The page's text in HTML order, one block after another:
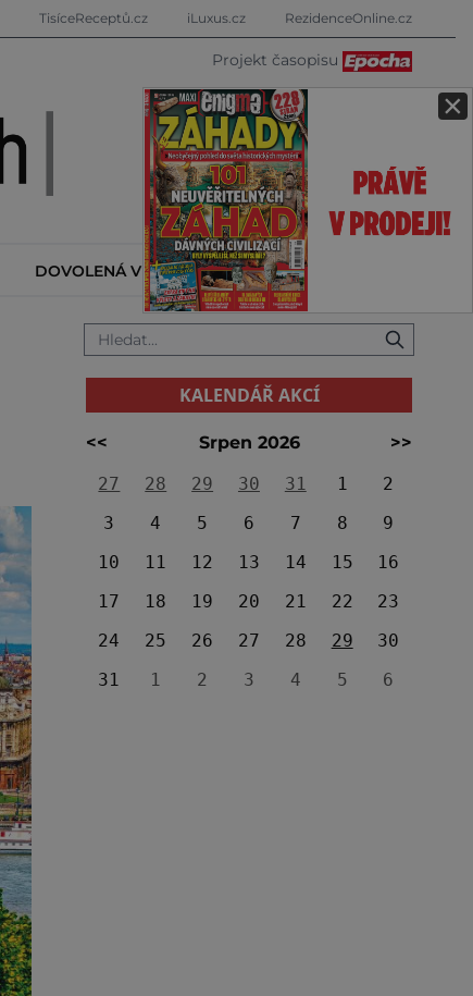
×
TisíceReceptů.cz iLuxus.cz RezidenceOnline.cz
Projekt časopisu
DOVOLENÁ V ZAHRANIČÍ KALENDÁŘ AKCÍ
KALENDÁŘ AKCÍ
<< Srpen 2026
>>
27
28 29 30 31 1
2
3
4 5 6 7 8
9
10
11 12 13 14 15
16
17
18 19 20 21 22
23
24
25 26 27 28 29
30
31
1 2 3 4 5 6